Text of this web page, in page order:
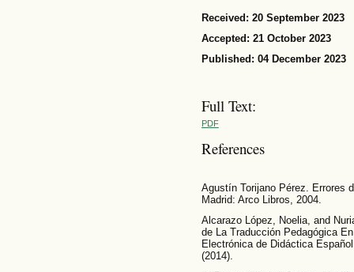
Received: 20 September 2023
Accepted: 21 October 2023
Published: 04 December 2023
Full Text:
PDF
References
Agustín Torijano Pérez. Errores
Madrid: Arco Libros, 2004.
Alcarazo López, Noelia, and
de La Traducción Pedagógica
Electrónica de Didáctica
(2014).